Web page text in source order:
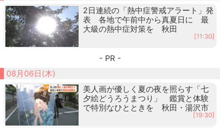
2日連続の「熱中症警戒アラート」発
表 各地で午前中から真夏日に 最
大級の熱中症対策を 秋田
[11:30]
- PR -
08月06日(木)
美人画が優しく夏の夜を照らす「七
夕絵どうろうまつり」 鑑賞と体験
で特別なひとときを 秋田・湯沢市
[19:30]